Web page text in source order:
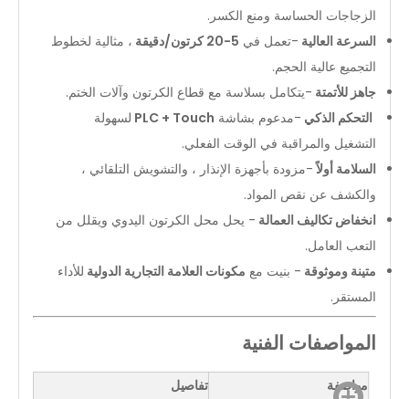
الزجاجات الحساسة ومنع الكسر.
السرعة العالية -تعمل في 5-20 كرتون/دقيقة
، مثالية لخطوط
التجميع عالية الحجم.
جاهز للأتمتة -يتكامل بسلاسة مع قطاع الكرتون وآلات الختم.
التحكم الذكي -مدعوم بشاشة PLC + Touch لسهولة
التشغيل والمراقبة في الوقت الفعلي.
السلامة أولاً-مزودة بأجهزة الإنذار ، والتشويش التلقائي ،
والكشف عن نقص المواد.
انخفاض تكاليف العمالة - يحل محل الكرتون اليدوي ويقلل من
التعب العامل.
متينة وموثوقة - بنيت مع مكونات العلامة التجارية الدولية للأداء
المستقر.
المواصفات الفنية
مواصفة
تفاصيل